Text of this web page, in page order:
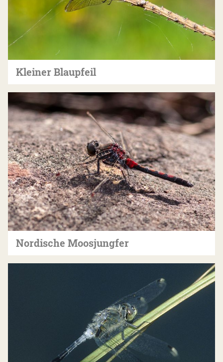
Kleiner Blaupfeil
Nordische Moosjungfer